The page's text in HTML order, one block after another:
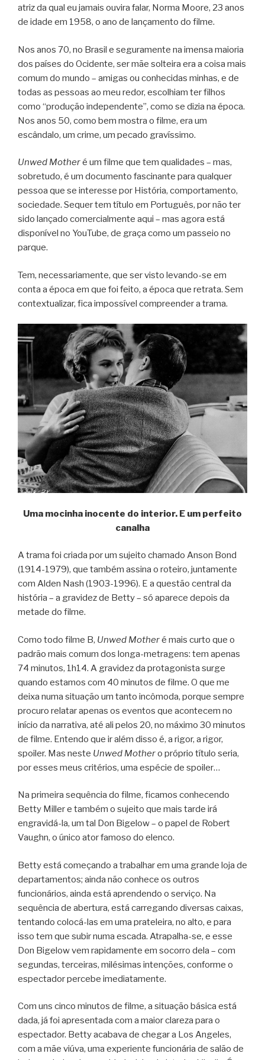
atriz da qual eu jamais ouvira falar, Norma Moore, 23 anos
de idade em 1958, o ano de lançamento do filme.
Nos anos 70, no Brasil e seguramente na imensa maioria
dos países do Ocidente, ser mãe solteira era a coisa mais
comum do mundo – amigas ou conhecidas minhas, e de
todas as pessoas ao meu redor, escolhiam ter filhos
como “produção independente”, como se dizia na época.
Nos anos 50, como bem mostra o filme, era um
escândalo, um crime, um pecado gravíssimo.
Unwed Motheré um filme que tem qualidades – mas,
sobretudo, é um documento fascinante para qualquer
pessoa que se interesse por História, comportamento,
sociedade. Sequer tem título em Português, por não ter
sido lançado comercialmente aqui – mas agora está
disponível no YouTube, de graça como um passeio no
parque.
Tem, necessariamente, que ser visto levando-se em
conta a época em que foi feito, a época que retrata. Sem
contextualizar, fica impossível compreender a trama.
Uma mocinha inocente do interior. E um perfeito
canalha
A trama foi criada por um sujeito chamado Anson Bond
(1914-1979), que também assina o roteiro, juntamente
com Alden Nash (1903-1996). E a questão central da
história – a gravidez de Betty – só aparece depois da
metade do filme.
Como todo filme B, Unwed Motheré mais curto que o
padrão mais comum dos longa-metragens: tem apenas
74 minutos, 1h14. A gravidez da protagonista surge
quando estamos com 40 minutos de filme. O que me
deixa numa situação um tanto incômoda, porque sempre
procuro relatar apenas os eventos que acontecem no
início da narrativa, até ali pelos 20, no máximo 30 minutos
de filme. Entendo que ir além disso é, a rigor, a rigor,
spoiler. Mas neste Unwed Mothero próprio título seria,
por esses meus critérios, uma espécie de spoiler…
Na primeira sequência do filme, ficamos conhecendo
Betty Miller e também o sujeito que mais tarde irá
engravidá-la, um tal Don Bigelow – o papel de Robert
Vaughn, o único ator famoso do elenco.
Betty está começando a trabalhar em uma grande loja de
departamentos; ainda não conhece os outros
funcionários, ainda está aprendendo o serviço. Na
sequência de abertura, está carregando diversas caixas,
tentando colocá-las em uma prateleira, no alto, e para
isso tem que subir numa escada. Atrapalha-se, e esse
Don Bigelow vem rapidamente em socorro dela – com
segundas, terceiras, milésimas intenções, conforme o
espectador percebe imediatamente.
Com uns cinco minutos de filme, a situação básica está
dada, já foi apresentada com a maior clareza para o
espectador. Betty acabava de chegar a Los Angeles,
com a mãe viúva, uma experiente funcionária de salão de